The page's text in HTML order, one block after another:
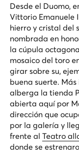
Desde el Duomo,
Vittorio Emanuele
hierro y cristal del
nombrada en
la cúpula
mosaico del toro
girar sobre su,
buena suerte.
alberga la tienda
abierta aquí por
dirección que
por la galería y
frente al Teatro
donde se